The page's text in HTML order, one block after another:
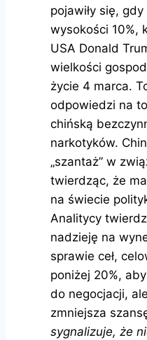
pojawiły się,
wysokości 10%,
USA Donald
wielkości
życie 4 marca.
odpowiedzi na
chińską
narkotyków.
„szantaż” w
twierdząc, że
na świecie
Analitycy
nadzieję na
sprawie ceł,
poniżej 20%,
do negocjacji,
zmniejsza
sygnalizuje, że